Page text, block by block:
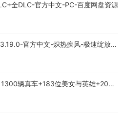
全DLC-官方中文-PC-百度网盘资源
官方中文-炽热疾风-极速绽放
辆真车+183位美女与英雄+200%